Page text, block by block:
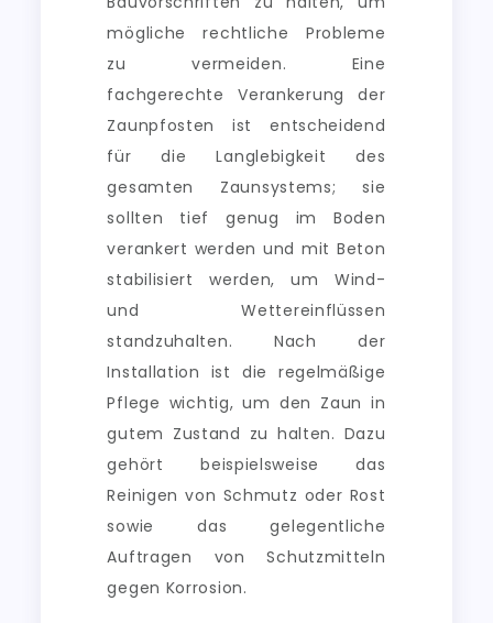
mögliche rechtliche Probleme
zu vermeiden. Eine
fachgerechte Verankerung der
Zaunpfosten ist entscheidend
für die Langlebigkeit des
gesamten Zaunsystems; sie
sollten tief genug im Boden
verankert werden und mit Beton
stabilisiert werden, um Wind-
und Wettereinflüssen
standzuhalten. Nach der
Installation ist die regelmäßige
Pflege wichtig, um den Zaun in
gutem Zustand zu halten. Dazu
gehört beispielsweise das
Reinigen von Schmutz oder Rost
sowie das gelegentliche
Auftragen von Schutzmitteln
gegen Korrosion.